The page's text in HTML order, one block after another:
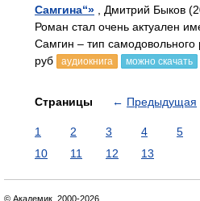
Самгина“» , Дмитрий Быков
Роман стал очень актуален
Самгин – тип самодовольного
руб
аудиокнига можно скачать
Страницы ← Предыдущая
1 2 3 4 5
10
11 12 13
© Академик, 2000-2026